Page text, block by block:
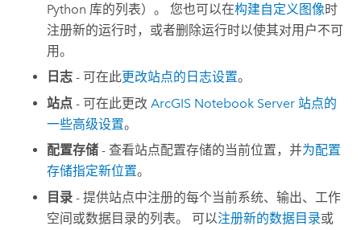
Python 库的列表）。 您也可以在构建自定义图像时
注册新的运行时，或者删除运行时以使其对用户不可
用。
日志 - 可在此更改站点的日志设置。
站点 - 可在此更改ArcGIS Notebook Server 站点的
一些高级设置。
配置存储 - 查看站点配置存储的当前位置，并为配置
存储指定新位置。
目录 - 提供站点中注册的每个当前系统、输出、工作
空间或数据目录的列表。 可以注册新的数据目录或